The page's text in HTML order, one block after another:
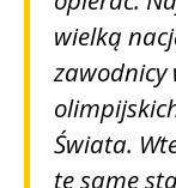
wielką
zawodnicy
Świata.
te same